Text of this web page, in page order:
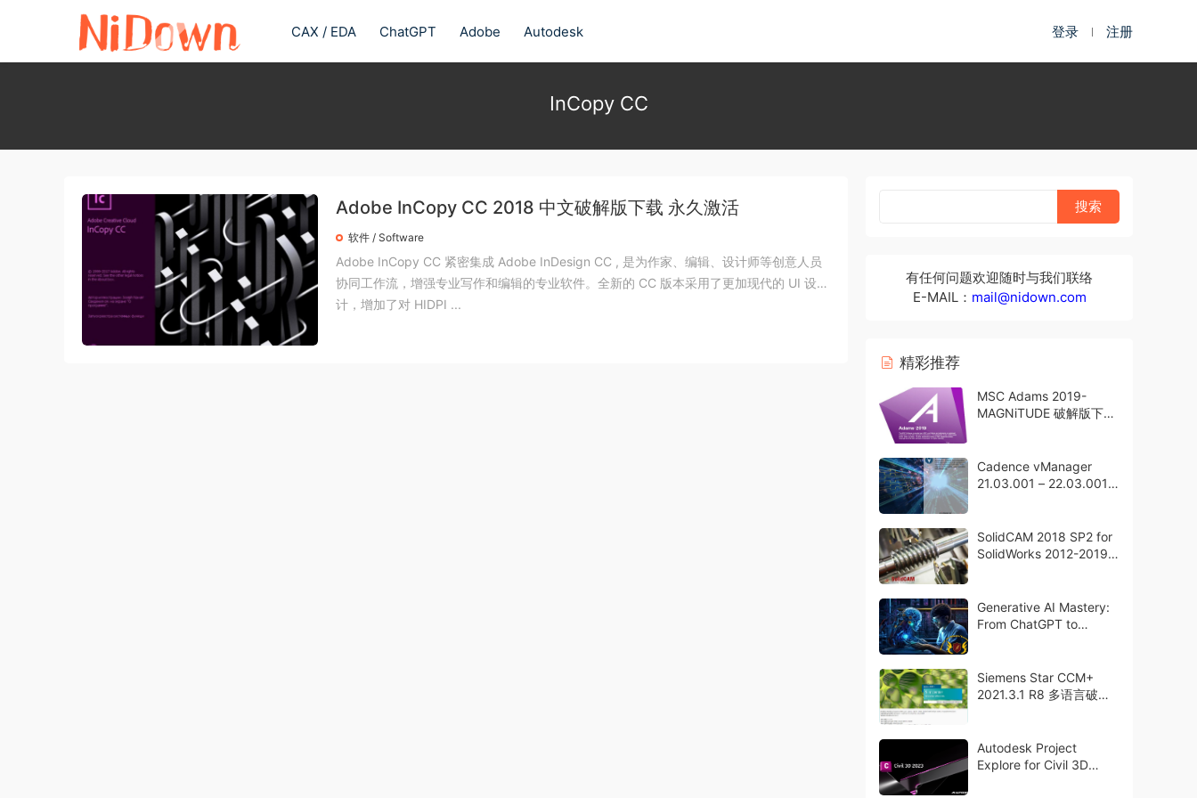
CAX / EDA ChatGPT Adobe Autodesk 登录 注册
InCopy CC
Adobe InCopy CC 2018 中文破解版下载 永久激活
软件 / Software
Adobe InCopy CC 紧密集成 Adobe InDesign CC , 是为作家、编辑、设计师等创意人员
协同工作流，增强专业写作和编辑的专业软件。全新的 CC 版本采用了更加现代的 UI 设
计，增加了对 HIDPI ...
有任何问题欢迎随时与我们联络
E-MAIL： mail@nidown.com
精彩推荐
MSC Adams 2019-
MAGNiTUDE 破解版下载
Cadence vManager
21.03.001 – 22.03.001
SolidCAM 2018 SP2 for
SolidWorks 2012-2019
Generative AI Mastery:
From ChatGPT to
Siemens Star CCM+
2021.3.1 R8 多语言破解
Autodesk Project
Explore for Civil 3D